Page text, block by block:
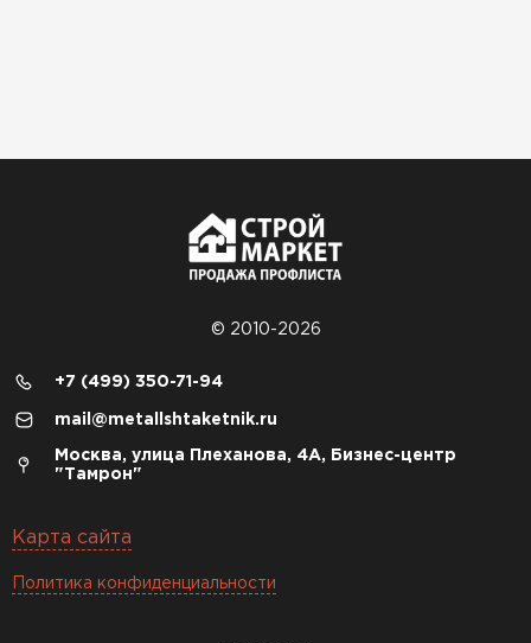
© 2010-2026
+7 (499) 350-71-94
mail@metallshtaketnik.ru
Москва, улица Плеханова, 4А, Бизнес-центр
"Тамрон"
Карта сайта
Политика конфиденциальности